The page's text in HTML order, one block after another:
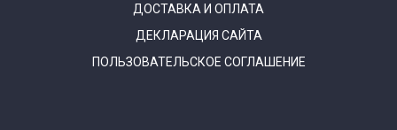
ДОСТАВКА И ОПЛАТА
ДЕКЛАРАЦИЯ САЙТА
ПОЛЬЗОВАТЕЛЬСКОЕ СОГЛАШЕНИЕ